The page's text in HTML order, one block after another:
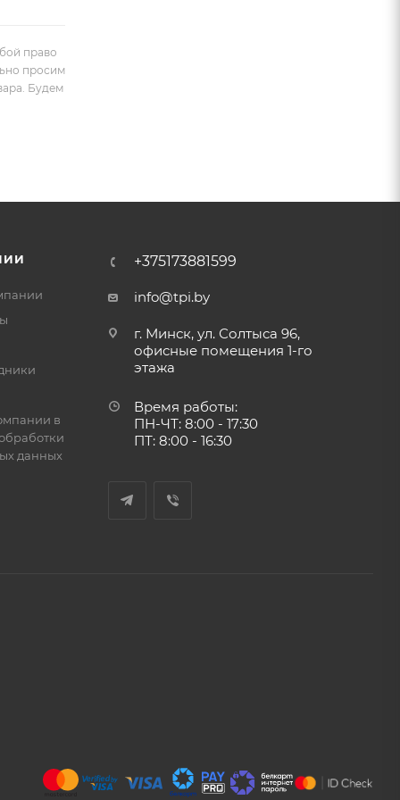
право
просим
Будем
в
данных
+375173881599
info@tpi.by
г. Минск, ул. Солтыса 96,
офисные помещения 1-го
этажа
Время работы:
ПН-ЧТ: 8:00 - 17:30
ПТ: 8:00 - 16:30